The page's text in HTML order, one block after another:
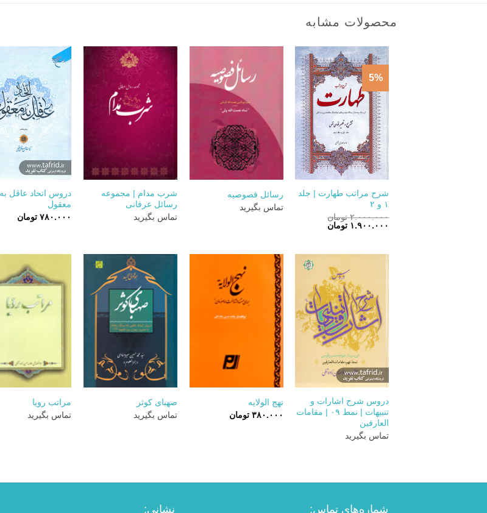
محصولات مشابه
5%
+
شرح مراتب طهارت | جلد
۱ و ۲
۲.۰۰۰.۰۰۰ تومان
قیمت
۱.۹۰۰.۰۰۰ تومانقیمت
رسائل فصوصیه
تماس بگیرید
+
شرب مدام | مجموعه
رسائل عرفانی
تماس بگیرید
دروس اتحاد عاقل به
معقول
۷۸۰.۰۰۰ تومان
دروس شرح اشارات و
تنبیهات | نمط ۰۹ | مقامات
العارفین
تماس بگیرید
نهج الولایه
۳۸۰.۰۰۰ تومان
+
صهبای کوثر
تماس بگیرید
مراتب رویا
تماس بگیرید
شماره‌های تماس: نشانی: